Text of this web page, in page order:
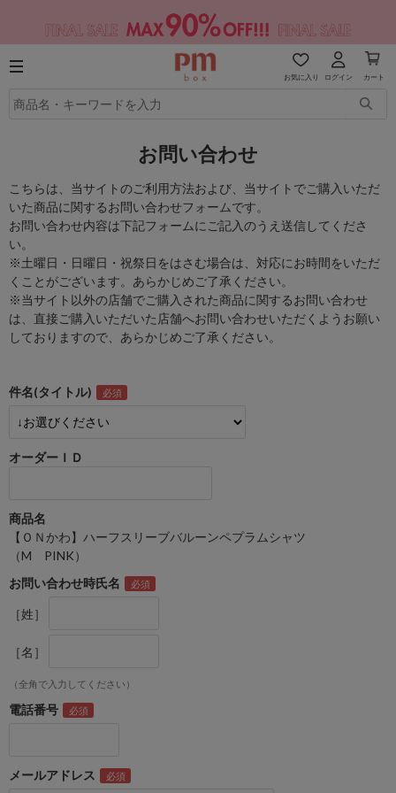
お気に入り ログイン カート
お問い合わせ
こちらは、当サイトのご利用方法および、当サイトでご購入いただ
いた商品に関するお問い合わせフォームです。
お問い合わせ内容は下記フォームにご記入のうえ送信してくださ
い。
※土曜日・日曜日・祝祭日をはさむ場合は、対応にお時間をいただ
くことがございます。あらかじめご了承ください。
※当サイト以外の店舗でご購入された商品に関するお問い合わせ
は、直接ご購入いただいた店舗へお問い合わせいただくようお願い
しておりますので、あらかじめご了承ください。
件名(タイトル)
オーダーＩＤ
商品名
【ＯＮかわ】ハーフスリーブバルーンペプラムシャツ
（M PINK）
お問い合わせ時氏名
［姓］
［名］
（全角で入力してください）
電話番号
メールアドレス